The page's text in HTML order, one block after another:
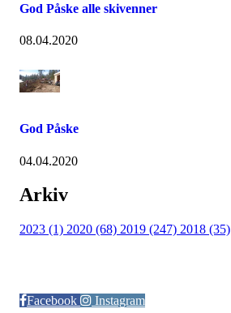
God Påske alle skivenner
08.04.2020
God Påske
04.04.2020
Arkiv
2023 (1) 2020 (68) 2019 (247) 2018 (35)
Facebook
Instagram